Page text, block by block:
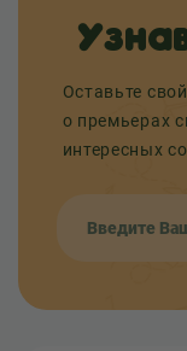
Оставьте
о премьерах
интересных